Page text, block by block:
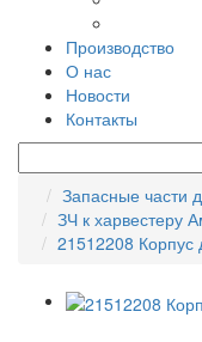
Производство
О нас
Новости
Контакты
Запасные части
ЗЧ к харвестеру
21512208 Корпус